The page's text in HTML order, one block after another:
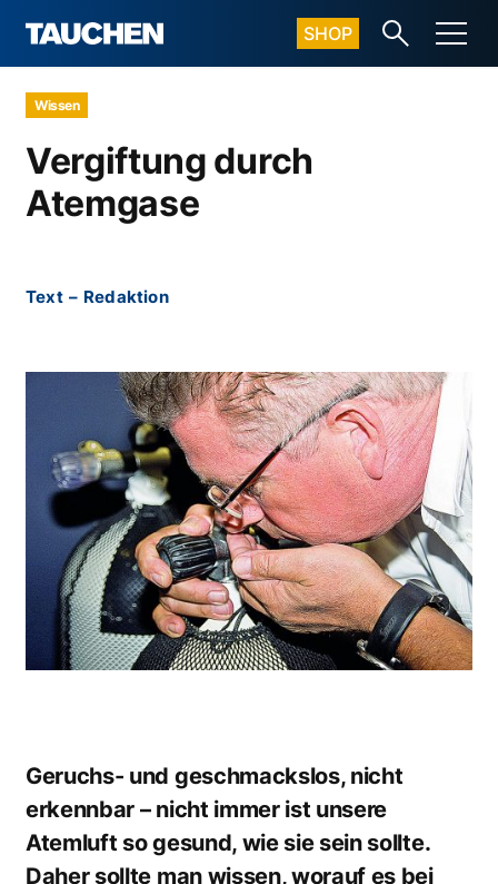
SHOP
Wissen
Vergiftung durch
Atemgase
Text – Redaktion
Geruchs- und geschmackslos, nicht
erkennbar – nicht immer ist unsere
Atemluft so gesund, wie sie sein sollte.
Daher sollte man wissen, worauf es bei